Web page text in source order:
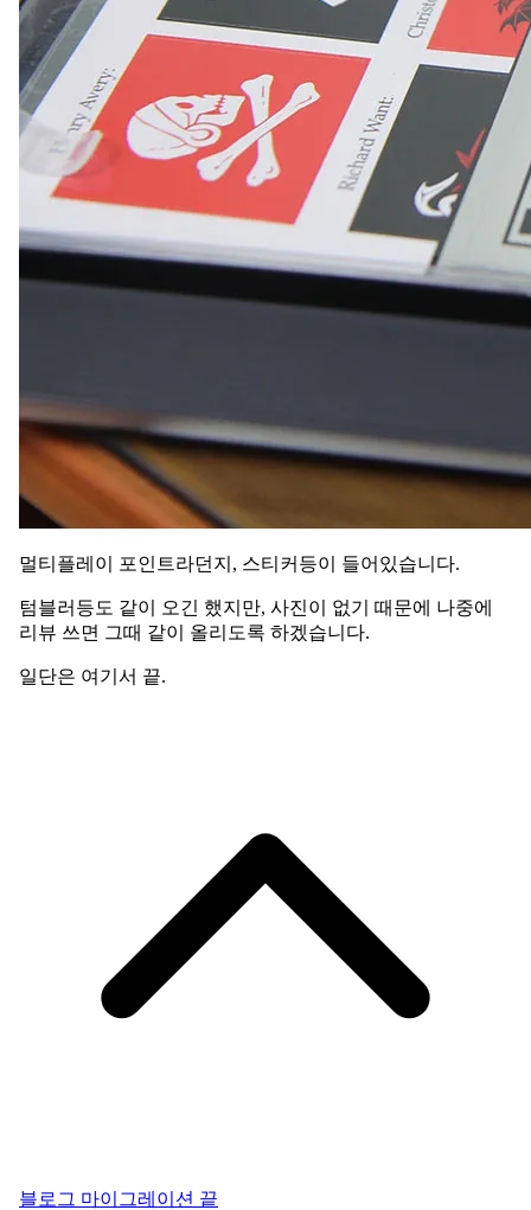
멀티플레이 포인트라던지, 스티커등이 들어있습니다.
텀블러등도 같이 오긴 했지만, 사진이 없기 때문에 나중에
리뷰 쓰면 그때 같이 올리도록 하겠습니다.
일단은 여기서 끝.
블로그 마이그레이션 끝